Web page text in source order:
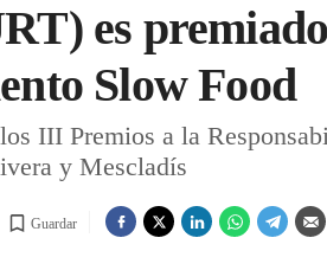
es
Slow Food
III Premios a la
y Mescladís
Guardar